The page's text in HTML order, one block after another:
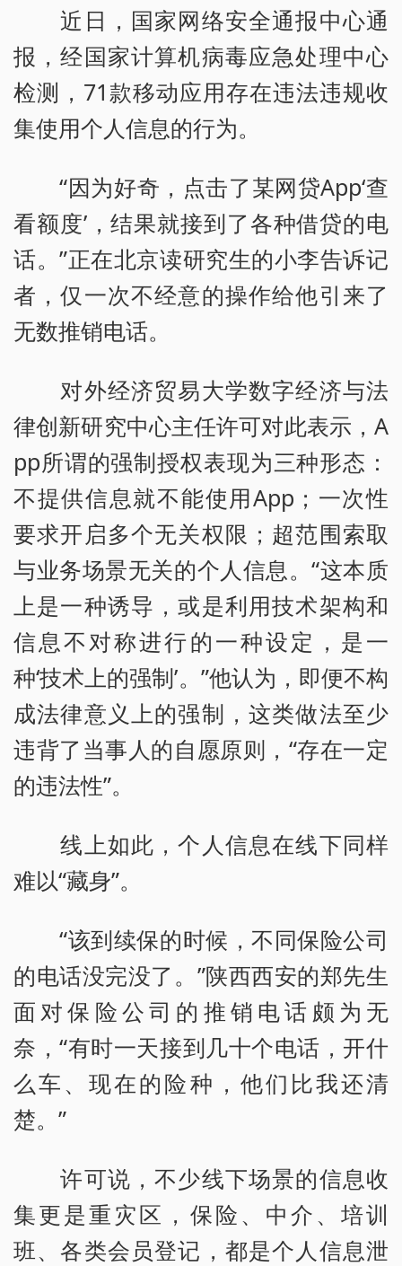
近日，国家网络安全通报中心通
报，经国家计算机病毒应急处理中心
检测，71款移动应用存在违法违规收
集使用个人信息的行为。
“因为好奇，点击了某网贷App‘查
看额度’，结果就接到了各种借贷的电
话。”正在北京读研究生的小李告诉记
者，仅一次不经意的操作给他引来了
无数推销电话。
对外经济贸易大学数字经济与法
律创新研究中心主任许可对此表示，A
pp所谓的强制授权表现为三种形态：
不提供信息就不能使用App；一次性
要求开启多个无关权限；超范围索取
与业务场景无关的个人信息。“这本质
上是一种诱导，或是利用技术架构和
信息不对称进行的一种设定，是一
种‘技术上的强制’。”他认为，即便不构
成法律意义上的强制，这类做法至少
违背了当事人的自愿原则，“存在一定
的违法性”。
线上如此，个人信息在线下同样
难以“藏身”。
“该到续保的时候，不同保险公司
的电话没完没了。”陕西西安的郑先生
面对保险公司的推销电话颇为无
奈，“有时一天接到几十个电话，开什
么车、现在的险种，他们比我还清
楚。”
许可说，不少线下场景的信息收
集更是重灾区，保险、中介、培训
班、各类会员登记，都是个人信息泄